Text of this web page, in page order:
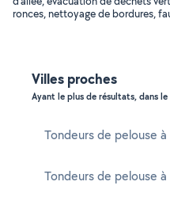
ronces, nettoyage de bordures,
Villes proches
Ayant le plus de résultats, dans
Tondeurs de pelouse
Tondeurs de pelouse à